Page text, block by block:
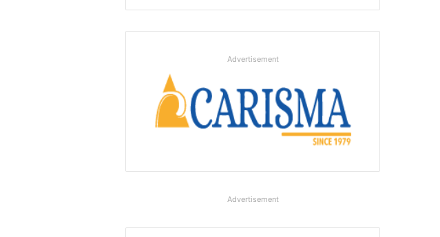
Advertisement
Advertisement